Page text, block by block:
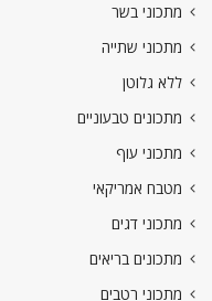
מתכוני בשר
מתכוני שתייה
ללא גלוטן
מתכונים טבעוניים
מתכוני עוף
מטבח אמריקאי
מתכוני דגים
מתכונים בריאים
מתכוני רטבים